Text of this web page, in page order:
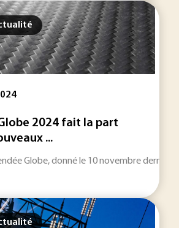
2024 fait la part
...
Globe, donné le 10 novembre dernier,